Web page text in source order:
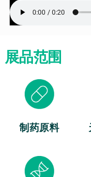
展品范围
制药原料